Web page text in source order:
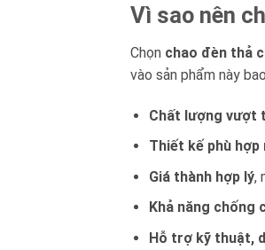
Vì sao nên
Chọn chao đèn thả
vào sản phẩm này
Chất lượng vượt
Thiết kế phù hợp
Giá thành hợp lý,
Khả năng chống
Hỗ trợ kỹ thuật,